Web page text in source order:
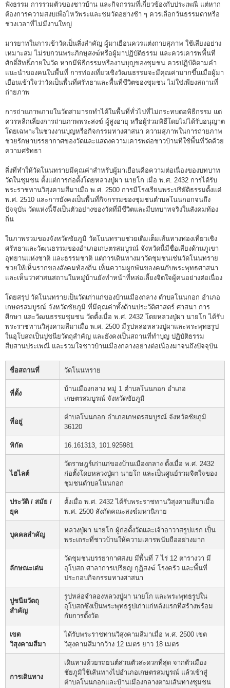
ฟังธรรม การรวมตัวของชาวบ้าน และกิจกรรมที่เกี่ยวข้องกับประเพณี แต่หาก
ต้องการความสงบเพื่อไหว้พระและชมวัดอย่างช้า ๆ ควรเลือกวันธรรมดาหรือ
ช่วงเวลาที่ไม่มีงานใหญ่
มารยาทในการเข้าวัดเป็นสิ่งสำคัญ ผู้มาเยือนควรแต่งกายสุภาพ ใช้เสียงอย่าง
เหมาะสม ไม่รบกวนพระภิกษุสงฆ์หรือผู้มาปฏิบัติธรรม และควรเคารพพื้นที่
ศักดิ์สิทธิ์ภายในวัด หากมีพิธีกรรมหรืองานบุญของชุมชน ควรปฏิบัติตามคำ
แนะนำของคนในพื้นที่ การท่องเที่ยวเชิงวัฒนธรรมจะมีคุณค่ามากขึ้นเมื่อผู้มา
เยือนเข้าใจว่าวัดเป็นพื้นที่ศรัทธาและพื้นที่ชีวิตของชุมชน ไม่ใช่เพียงสถานที่
ถ่ายภาพ
การถ่ายภาพภายในวัดสามารถทำได้ในพื้นที่ทั่วไปที่ไม่กระทบต่อพิธีกรรม แต่
ควรหลีกเลี่ยงการถ่ายภาพพระสงฆ์ ผู้สูงอายุ หรือผู้ร่วมพิธีโดยไม่ได้รับอนุญาต
โดยเฉพาะในช่วงงานบุญหรือกิจกรรมทางศาสนา ความสุภาพในการถ่ายภาพ
ช่วยรักษาบรรยากาศของวัดและแสดงความเคารพต่อชาวบ้านที่ใช้พื้นที่วัดด้วย
ความศรัทธา
สิ่งที่ทำให้วัดโนนทรายมีคุณค่าสำหรับผู้มาเยือนคือความต่อเนื่องของบทบาท
วัดในชุมชน ตั้งแต่การก่อตั้งโดยหลวงปู่ผา นายโก เมื่อ พ.ศ. 2432 การได้รับ
พระราชทานวิสุงคามสีมาเมื่อ พ.ศ. 2500 การมีโรงเรียนพระปริยัติธรรมตั้งแต่
พ.ศ. 2510 และการยังคงเป็นพื้นที่กิจกรรมของชุมชนตำบลโนนกอกจนถึง
ปัจจุบัน วัดแห่งนี้จึงเป็นตัวอย่างของวัดที่มีชีวิตและมีบทบาทจริงในสังคมท้อง
ถิ่น
ในภาพรวมของจังหวัดชัยภูมิ วัดโนนทรายช่วยเติมเต็มเส้นทางท่องเที่ยวเชิง
ศรัทธาและวัฒนธรรมของอำเภอเกษตรสมบูรณ์ จังหวัดนี้มีชื่อเสียงด้านภูเขา
อุทยานแห่งชาติ และธรรมชาติ แต่การเดินทางมาวัดชุมชนเช่นวัดโนนทราย
ช่วยให้เห็นรากของสังคมท้องถิ่น เห็นความผูกพันของคนกับพระพุทธศาสนา
และเห็นว่าศาสนสถานในหมู่บ้านยังทำหน้าที่หล่อเลี้ยงจิตใจผู้คนอย่างต่อเนื่อง
โดยสรุป วัดโนนทรายเป็นวัดเก่าแก่ของบ้านเมืองกลาง ตำบลโนนกอก อำเภอ
เกษตรสมบูรณ์ จังหวัดชัยภูมิ ที่มีคุณค่าทั้งด้านประวัติศาสตร์ ศาสนา การ
ศึกษา และวัฒนธรรมชุมชน วัดตั้งเมื่อ พ.ศ. 2432 โดยหลวงปู่ผา นายโก ได้รับ
พระราชทานวิสุงคามสีมาเมื่อ พ.ศ. 2500 มีรูปหล่อหลวงปู่ผาและพระพุทธรูป
ในอุโบสถเป็นปูชนียวัตถุสำคัญ และยังคงเป็นสถานที่ทำบุญ ปฏิบัติธรรม
สืบสานประเพณี และรวมใจชาวบ้านเมืองกลางอย่างต่อเนื่องมาจนถึงปัจจุบัน
ชื่อสถานที่ วัดโนนทราย
ที่ตั้ง
บ้านเมืองกลาง หมู่ 1 ตำบลโนนกอก อำเภอ
เกษตรสมบูรณ์ จังหวัดชัยภูมิ
ที่อยู่
ตำบลโนนกอก อำเภอเกษตรสมบูรณ์ จังหวัดชัยภูมิ
36120
พิกัด 16.161313, 101.925981
ไฮไลต์
วัดราษฎร์เก่าแก่ของบ้านเมืองกลาง ตั้งเมื่อ พ.ศ. 2432
ก่อตั้งโดยหลวงปู่ผา นายโก และเป็นศูนย์รวมจิตใจของ
ชุมชนตำบลโนนกอก
ประวัติ / สมัย /
ยุค
ตั้งเมื่อ พ.ศ. 2432 ได้รับพระราชทานวิสุงคามสีมาเมื่อ
พ.ศ. 2500 สังกัดคณะสงฆ์มหานิกาย
บุคคลสำคัญ
หลวงปู่ผา นายโก ผู้ก่อตั้งวัดและเจ้าอาวาสรูปแรก เป็น
พระเถระที่ชาวบ้านให้ความเคารพนับถืออย่างมาก
ลักษณะเด่น
วัดชุมชนบรรยากาศสงบ มีพื้นที่ 7 ไร่ 12 ตารางวา มี
อุโบสถ ศาลาการเปรียญ กุฏิสงฆ์ โรงครัว และพื้นที่
ประกอบกิจกรรมทางศาสนา
ปูชนียวัตถุ
สำคัญ
รูปหล่อจำลองหลวงปู่ผา นายโก และพระพุทธรูปใน
อุโบสถซึ่งเป็นพระพุทธรูปเก่าแก่หลังแรกที่สร้างพร้อม
กับการตั้งวัด
เขต
วิสุงคามสีมา
ได้รับพระราชทานวิสุงคามสีมาเมื่อ พ.ศ. 2500 เขต
วิสุงคามสีมากว้าง 12 เมตร ยาว 18 เมตร
การเดินทาง
เดินทางด้วยรถยนต์ส่วนตัวสะดวกที่สุด จากตัวเมือง
ชัยภูมิใช้เส้นทางไปอำเภอเกษตรสมบูรณ์ แล้วเข้าสู่
ตำบลโนนกอกและบ้านเมืองกลางตามเส้นทางชุมชน